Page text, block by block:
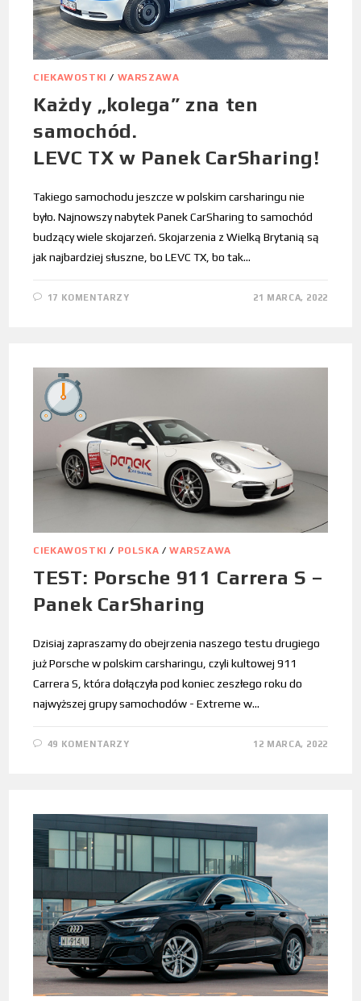
CIEKAWOSTKI / WARSZAWA
Każdy „kolega” zna ten
samochód.
LEVC TX w Panek CarSharing!
Takiego samochodu jeszcze w polskim carsharingu nie
było. Najnowszy nabytek Panek CarSharing to samochód
budzący wiele skojarzeń. Skojarzenia z Wielką Brytanią są
jak najbardziej słuszne, bo LEVC TX, bo tak…
17 KOMENTARZY 21 MARCA, 2022
CIEKAWOSTKI / POLSKA /WARSZAWA
TEST: Porsche 911 Carrera S –
Panek CarSharing
Dzisiaj zapraszamy do obejrzenia naszego testu drugiego
już Porsche w polskim carsharingu, czyli kultowej 911
Carrera S, która dołączyła pod koniec zeszłego roku do
najwyższej grupy samochodów - Extreme w…
49 KOMENTARZY 12 MARCA, 2022